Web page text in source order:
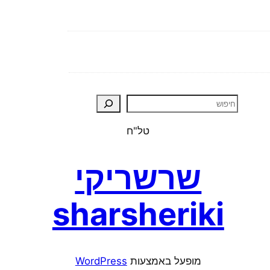
טל"ח
שרשריקי
sharsheriki
מופעל באמצעות ⁦ WordPress